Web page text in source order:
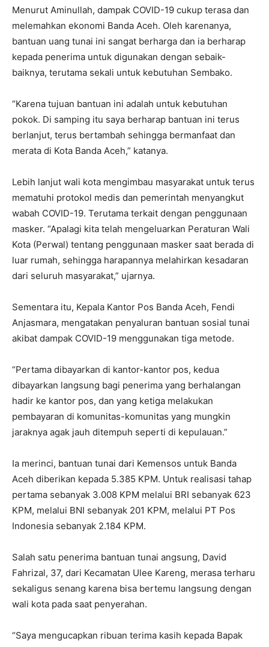
Menurut Aminullah, dampak COVID-19 cukup terasa dan
melemahkan ekonomi Banda Aceh. Oleh karenanya,
bantuan uang tunai ini sangat berharga dan ia berharap
kepada penerima untuk digunakan dengan sebaik-
baiknya, terutama sekali untuk kebutuhan Sembako.
“Karena tujuan bantuan ini adalah untuk kebutuhan
pokok. Di samping itu saya berharap bantuan ini terus
berlanjut, terus bertambah sehingga bermanfaat dan
merata di Kota Banda Aceh,” katanya.
Lebih lanjut wali kota mengimbau masyarakat untuk terus
mematuhi protokol medis dan pemerintah menyangkut
wabah COVID-19. Terutama terkait dengan penggunaan
masker. “Apalagi kita telah mengeluarkan Peraturan Wali
Kota (Perwal) tentang penggunaan masker saat berada di
luar rumah, sehingga harapannya melahirkan kesadaran
dari seluruh masyarakat,” ujarnya.
Sementara itu, Kepala Kantor Pos Banda Aceh, Fendi
Anjasmara, mengatakan penyaluran bantuan sosial tunai
akibat dampak COVID-19 menggunakan tiga metode.
“Pertama dibayarkan di kantor-kantor pos, kedua
dibayarkan langsung bagi penerima yang berhalangan
hadir ke kantor pos, dan yang ketiga melakukan
pembayaran di komunitas-komunitas yang mungkin
jaraknya agak jauh ditempuh seperti di kepulauan.”
Ia merinci, bantuan tunai dari Kemensos untuk Banda
Aceh diberikan kepada 5.385 KPM. Untuk realisasi tahap
pertama sebanyak 3.008 KPM melalui BRI sebanyak 623
KPM, melalui BNI sebanyak 201 KPM, melalui PT Pos
Indonesia sebanyak 2.184 KPM.
Salah satu penerima bantuan tunai angsung, David
Fahrizal, 37, dari Kecamatan Ulee Kareng, merasa terharu
sekaligus senang karena bisa bertemu langsung dengan
wali kota pada saat penyerahan.
“Saya mengucapkan ribuan terima kasih kepada Bapak